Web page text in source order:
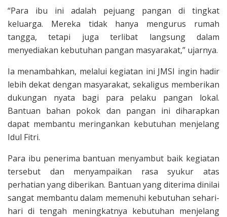
“Para ibu ini adalah pejuang pangan di tingkat
keluarga. Mereka tidak hanya mengurus rumah
tangga, tetapi juga terlibat langsung dalam
menyediakan kebutuhan pangan masyarakat,” ujarnya.
Ia menambahkan, melalui kegiatan ini JMSI ingin hadir
lebih dekat dengan masyarakat, sekaligus memberikan
dukungan nyata bagi para pelaku pangan lokal.
Bantuan bahan pokok dan pangan ini diharapkan
dapat membantu meringankan kebutuhan menjelang
Idul Fitri.
Para ibu penerima bantuan menyambut baik kegiatan
tersebut dan menyampaikan rasa syukur atas
perhatian yang diberikan. Bantuan yang diterima dinilai
sangat membantu dalam memenuhi kebutuhan sehari-
hari di tengah meningkatnya kebutuhan menjelang